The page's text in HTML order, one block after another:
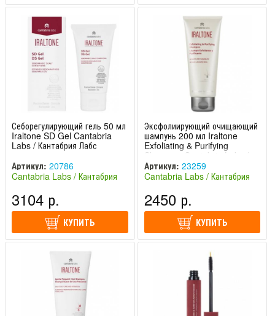
Себорегулирующий гель 50 мл
Iraltone SD Gel Cantabria
Labs / Кантабрия Лабс
Артикул: 20786
Cantabria Labs / Кантабрия
3104 р.
КУПИТЬ
Эксфолиирующий очищающий
шампунь 200 мл Iraltone
Exfoliating & Purifying
Shampoo Cantabria Labs /
Кантабрия Лабс
Артикул: 23259
Cantabria Labs / Кантабрия
2450 р.
КУПИТЬ